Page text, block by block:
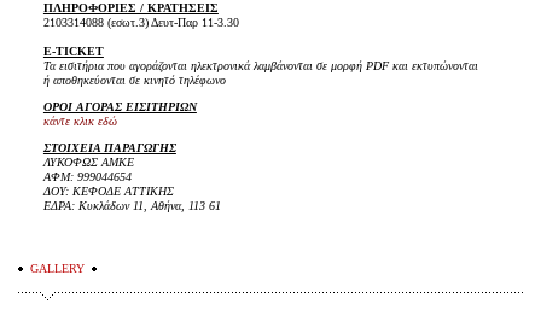
ΠΛΗΡΟΦΟΡΙΕΣ / ΚΡΑΤΗΣΕΙΣ
2103314088 (εσωτ.3) Δευτ-Παρ 11-3.30
E-TICKET
Τα εισιτήρια που αγοράζονται ηλεκτρονικά λαμβάνονται σε μορφή PDF και εκτυπώνονται
ή αποθηκεύονται σε κινητό τηλέφωνο
ΟΡΟΙ ΑΓΟΡΑΣ ΕΙΣΙΤΗΡΙΩΝ
κάντε κλικ εδώ
ΣΤΟΙΧΕΙΑ ΠΑΡΑΓΩΓΗΣ
ΛΥΚΟΦΩΣ ΑΜΚΕ
ΑΦΜ: 999044654
ΔΟΥ: ΚΕΦΟΔΕ ΑΤΤΙΚΗΣ
ΕΔΡΑ: Κυκλάδων 11, Αθήνα, 113 61
GALLERY